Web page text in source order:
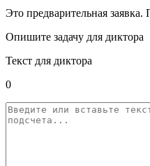
Это предварительная
Опишите задачу для диктора
Текст для диктора
0